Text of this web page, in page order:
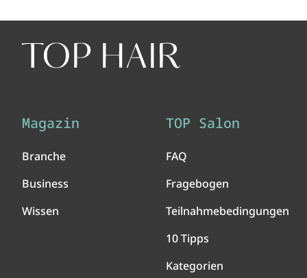
Magazin
Branche
Business
Wissen
TOP Salon
FAQ
Fragebogen
Teilnahmebedingungen
10 Tipps
Kategorien